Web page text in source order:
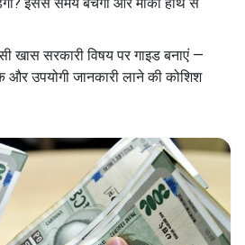
खास सरकारी विषय पर गाइड बनाएं —
उपयोगी जानकारी लाने की कोशिश